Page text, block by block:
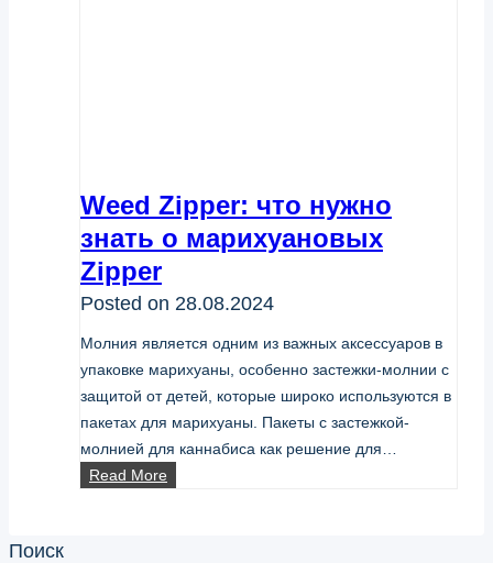
Weed Zipper: что нужно
знать о марихуановых
Zipper
Posted on 28.08.2024
Молния является одним из важных аксессуаров в
упаковке марихуаны, особенно застежки-молнии с
защитой от детей, которые широко используются в
пакетах для марихуаны. Пакеты с застежкой-
молнией для каннабиса как решение для…
Read More
Поиск